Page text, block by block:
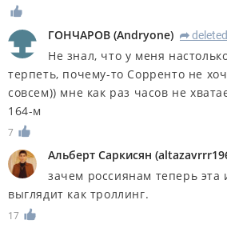
ГОНЧАРОВ (Andryone) R
Не знал, что у меня
терпеть, почему-то Сорренто не
совсем)) мне как раз часов не
164-м
7
Альберт Саркисян (
зачем россиянам теперь эта
выглядит как троллинг.
17